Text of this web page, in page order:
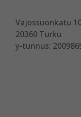
Vajossuonkatu
20360 Turku
y-tunnus: